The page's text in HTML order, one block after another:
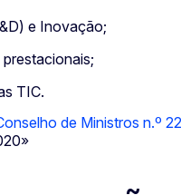
e Inovação;
TIC.
de Ministros n.º